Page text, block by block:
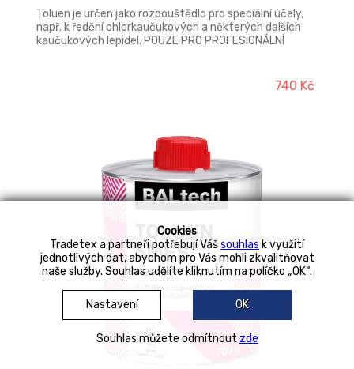
Cookies
Tradetex a partneři potřebují Vášsouhlas k využití
jednotlivých dat, abychom pro Vás mohli zkvalitňovat
naše služby. Souhlas udělíte kliknutím na políčko „OK“.
Nastavení OK
Souhlas můžete odmítnout zde
Toluen je určen jako rozpouštědlo pro speciální účely,
např. k ředění chlorkaučukových a některých dalších
kaučukových lepidel. POUZE PRO PROFESIONÁLNÍ
740 Kč